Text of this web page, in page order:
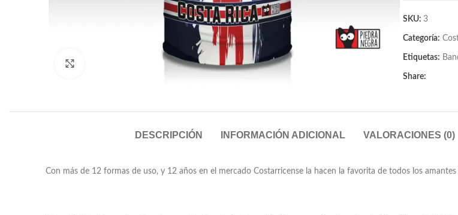
SKU: 3
Categoría:
Etiquetas:
Share:
DESCRIPCIÓN INFORMACIÓN ADICIONAL VALORACIONES (0)
Con más de 12 formas de uso, y 12 años en el mercado Costarricense la hacen la favorita de todos los